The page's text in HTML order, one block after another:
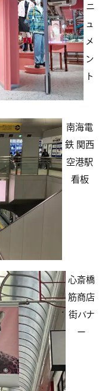
ニ
ュ
メ
ン
ト
南海電
鉄 関西
空港駅
看板
心斎橋
筋商店
街バナ
ー